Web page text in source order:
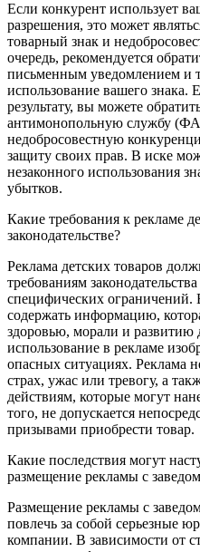
Если конкурент использует
разрешения, это может
товарный знак и
очередь, рекомендуется
письменным уведомлением и
использование вашего знака.
результату, вы можете
антимонопольную службу
недобросовестную
защиту своих прав. В иске
незаконного использования
убытков.
Какие требования к рекламе
законодательстве?
Реклама детских товаров
требованиям
специфических ограничений.
содержать информацию,
здоровью, морали и развитию
использование в рекламе
опасных ситуациях. Реклама
страх, ужас или тревогу, а
действиям, которые могут
того, не допускается
призывами приобрести товар.
Какие последствия могут
размещение рекламы с
Размещение рекламы с
повлечь за собой серьезные
компании. В зависимости от